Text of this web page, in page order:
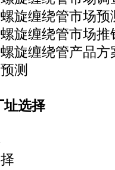
缠绕管市场预
缠绕管市场推
缠绕管产品方
测
址选择